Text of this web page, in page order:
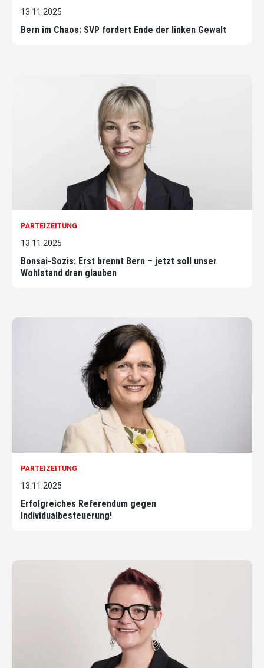
13.11.2025
Bern im Chaos: SVP fordert Ende der linken Gewalt
PARTEIZEITUNG
13.11.2025
Bonsai-Sozis: Erst brennt Bern – jetzt soll unser
Wohlstand dran glauben
PARTEIZEITUNG
13.11.2025
Erfolgreiches Referendum gegen
Individualbesteuerung!